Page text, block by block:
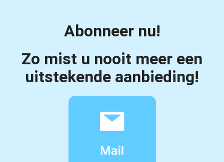
Abonneer nu!
Zo mist u nooit meer een
uitstekende aanbieding!